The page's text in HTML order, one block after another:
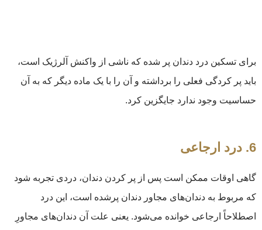
برای تسکین درد دندان پر شده که ناشی از واکنش آلرژیک است،
باید پر کردگی فعلی را برداشته و آن را با یک ماده دیگر که به آن
حساسیت وجود ندارد جایگزین کرد.
6. درد ارجاعی
گاهی اوقات ممکن است پس از پر کردن دندان، دردی تجربه شود
که مربوط به دندان‌های مجاور دندان پرشده است، این درد
اصطلاحاً ارجاعی خوانده می‌شود. یعنی علت آن دندان‌های مجاورِ